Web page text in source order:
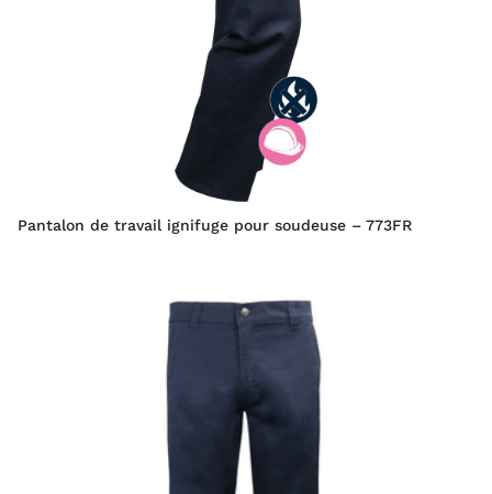
Pantalon de travail ignifuge pour soudeuse – 773FR